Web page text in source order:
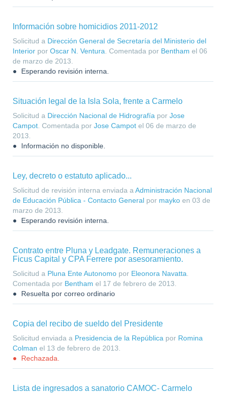
Información sobre homicidios 2011-2012
Solicitud a Dirección General de Secretaría del Ministerio del
Interior por Oscar N. Ventura . Comentada por Bentham el 06
de marzo de 2013
Esperando revisión interna.
Situación legal de la Isla Sola, frente a Carmelo
Solicitud a Dirección Nacional de Hidrografía por Jose
Campot . Comentada por Jose Campot el 06 de marzo de
2013
Información no disponible.
Ley, decreto o estatuto aplicado...
Solicitud de revisión interna enviada a Administración Nacional
de Educación Pública - Contacto General por mayko en 03 de
marzo de 2013
Esperando revisión interna.
Contrato entre Pluna y Leadgate. Remuneraciones a
Ficus Capital y CPA Ferrere por asesoramiento.
Solicitud a Pluna Ente Autonomo por Eleonora Navatta
Comentada por Bentham el 17 de febrero de 2013
Resuelta por correo ordinario
Copia del recibo de sueldo del Presidente
Solicitud enviada a Presidencia de la República por Romina
Colman el 13 de febrero de 2013
Rechazada.
Lista de ingresados a sanatorio CAMOC- Carmelo